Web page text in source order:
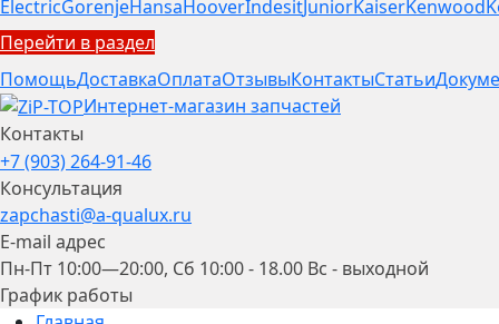
ElectricGorenjeHansaHooverIndesit JuniorKaiserKenwood
Перейти в раздел
ПомощьДоставкаОплатаОтзывыКонтактыСтатьи
Интернет-магазин запчастей
Контакты
+7 (903) 264-91-46
Консультация
zapchasti@a-qualux.ru
E-mail адрес
Пн-Пт 10:00—20:00, Сб 10:00 - 18.00 Вс - выходной
График работы